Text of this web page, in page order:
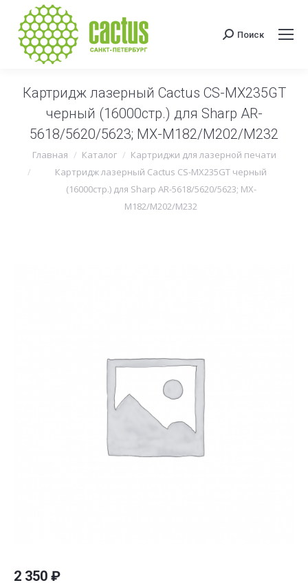
Поиск:
Поиск
Картридж лазерный Cactus CS-MX235GT
черный (16000стр.) для Sharp AR-
5618/5620/5623; MX-M182/M202/M232
Вы здесь:
Главная Каталог
Картриджи для лазерной печати
Картридж лазерный Cactus CS-MX235GT черный
(16000стр.) для Sharp AR-5618/5620/5623; MX-
M182/M202/M232
2 350 ₽